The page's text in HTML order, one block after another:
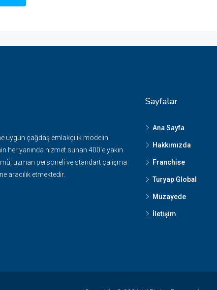
uygun çağdaş emlakçılık modelini
her yanında hizmet sunan 400'e yakın
uzman personeli ve standart çalışma
aracılık etmektedir.
Sayfalar
Ana Sayfa
Hakkımızda
Franchise
Turyap Global
Müzayede
İletişim